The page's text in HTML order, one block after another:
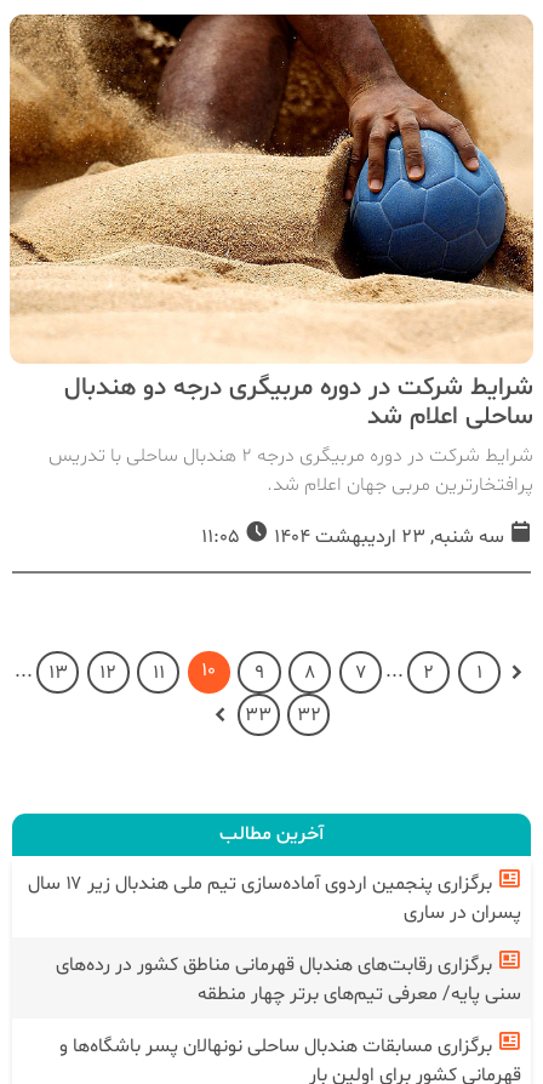
شرایط شرکت در د‌وره مربیگری درجه دو هندبال
ساحلی اعلام شد
شرایط شرکت در دوره مربیگری درجه 2 هندبال ساحلی با تدریس
پرافتخارترین مربی جهان اعلام شد.
سه شنبه, 23 اردیبهشت 1404
1
2
...
7
8
9
10
11
12
13
...
32
33
آخرین مطالب
برگزاری پنجمین اردوی آماده‌سازی تیم ملی هندبال زیر ۱۷ سال
پسران در ساری
برگزاری رقابت‌های هندبال قهرمانی مناطق کشور در رده‌های
سنی پایه/ معرفی تیم‌های برتر چهار منطقه
برگزاری مسابقات هندبال ساحلی نونهالان پسر باشگاه‌ها و
قهرمانی کشور برای اولین بار